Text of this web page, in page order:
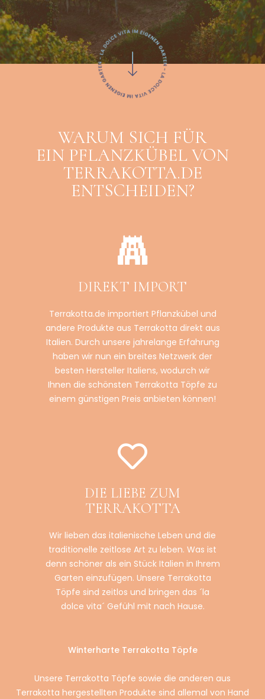
Wasserornamente aus Terrakotta
Weitere Terrakotta Produkte
KONTAKT
WARUM SICH FÜR
EIN PFLANZKÜBEL VON
TERRAKOTTA.DE
ENTSCHEIDEN?
DIREKT IMPORT
Terrakotta.de importiert Pflanzkübel und
andere Produkte aus Terrakotta direkt aus
Italien. Durch unsere jahrelange Erfahrung
haben wir nun ein breites Netzwerk der
besten Hersteller Italiens, wodurch wir
Ihnen die schönsten Terrakotta Töpfe zu
einem günstigen Preis anbieten können!
DIE LIEBE ZUM
TERRAKOTTA
Wir lieben das italienische Leben und die
traditionelle zeitlose Art zu leben. Was ist
denn schöner als ein Stück Italien in Ihrem
Garten einzufügen. Unsere Terrakotta
Töpfe sind zeitlos und bringen das ´la
dolce vita´ Gefühl mit nach Hause.
Winterharte Terrakotta Töpfe
Unsere Terrakotta Töpfe sowie die anderen aus
Terrakotta hergestellten Produkte sind allemal von Hand